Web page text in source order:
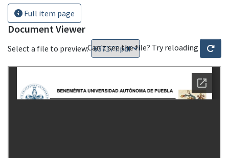
Full item page
Document Viewer
Select a file to preview:Can't see the file? Try reloading